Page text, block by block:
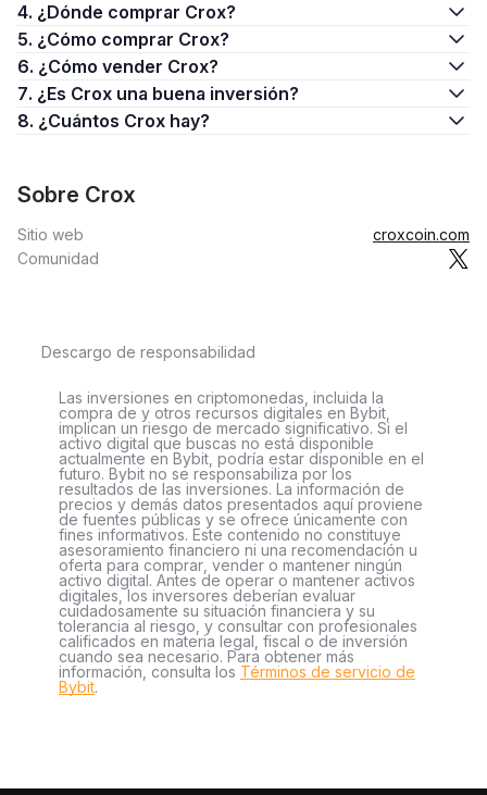
4. ¿Dónde comprar Crox?
5. ¿Cómo comprar Crox?
6. ¿Cómo vender Crox?
7. ¿Es Crox una buena inversión?
8. ¿Cuántos Crox hay?
Sobre Crox
Sitio web
croxcoin.com
Comunidad
Descargo de responsabilidad
Las inversiones en criptomonedas, incluida la
compra de y otros recursos digitales en Bybit,
implican un riesgo de mercado significativo. Si el
activo digital que buscas no está disponible
actualmente en Bybit, podría estar disponible en el
futuro. Bybit no se responsabiliza por los
resultados de las inversiones. La información de
precios y demás datos presentados aquí proviene
de fuentes públicas y se ofrece únicamente con
fines informativos. Este contenido no constituye
asesoramiento financiero ni una recomendación u
oferta para comprar, vender o mantener ningún
activo digital. Antes de operar o mantener activos
digitales, los inversores deberían evaluar
cuidadosamente su situación financiera y su
tolerancia al riesgo, y consultar con profesionales
calificados en materia legal, fiscal o de inversión
cuando sea necesario. Para obtener más
información, consulta los Términos de servicio de
Bybit.